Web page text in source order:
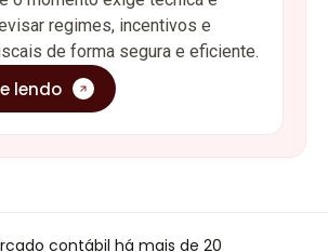
regimes, incentivos e
de forma segura e eficiente.
lendo
contábil há mais de 20